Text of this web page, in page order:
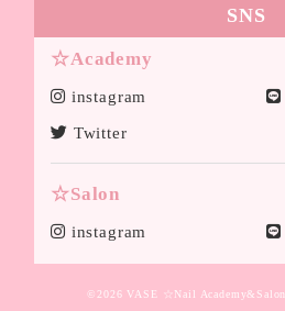
SNS
☆Academy
instagram
Twitter
☆Salon
instagram
©2026VASE ☆Nail Academy&Salon